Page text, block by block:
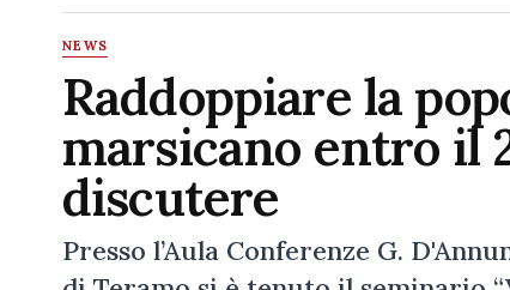
NEWS
Raddoppiare la
marsicano entro il
discutere
Presso l’Aula Conferenze G.